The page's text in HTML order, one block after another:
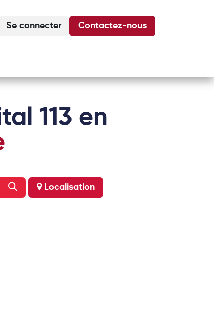
Se connecter Contactez-nous
113 en
Localisation